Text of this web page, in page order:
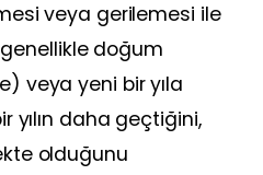
veya gerilemesi ile
genellikle doğum
veya yeni bir yıla
yılın daha geçtiğini,
olduğunu